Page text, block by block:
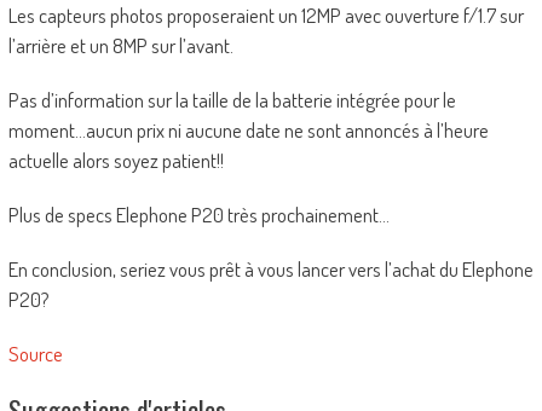
Les capteurs photos proposeraient un 12MP avec ouverture f/1.7 sur
l’arrière et un 8MP sur l’avant.
Pas d’information sur la taille de la batterie intégrée pour le
moment…aucun prix ni aucune date ne sont annoncés à l’heure
actuelle alors soyez patient!!
Plus de specs Elephone P20 très prochainement…
En conclusion, seriez vous prêt à vous lancer vers l’achat du Elephone
P20?
Source